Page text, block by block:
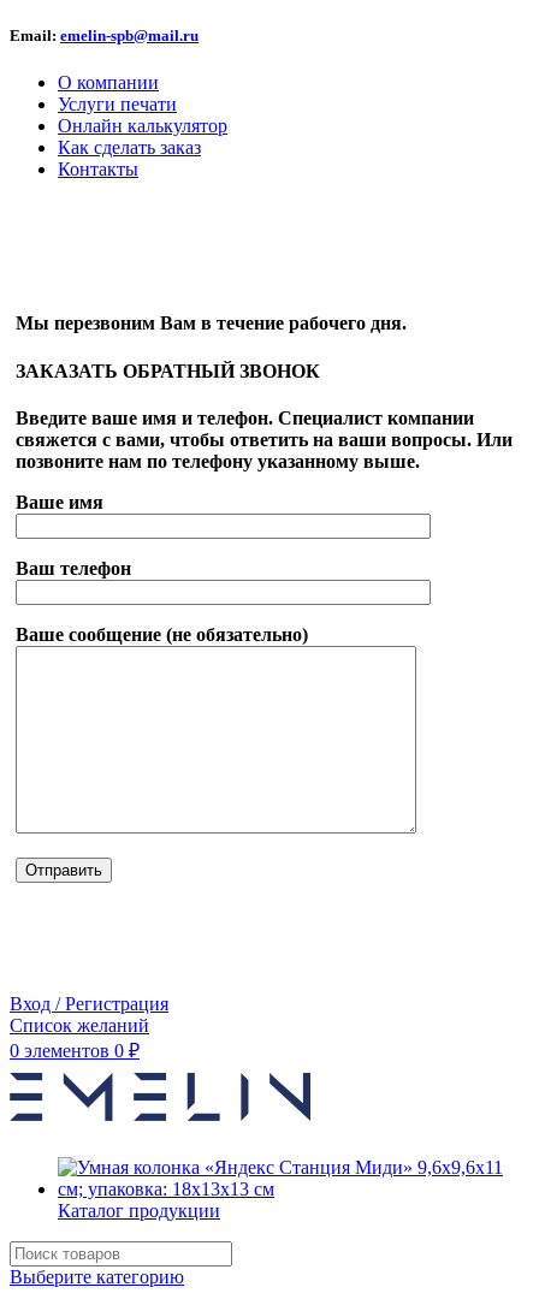
Email: emelin-spb@mail.ru
О компании
Услуги печати
Онлайн калькулятор
Как сделать заказ
Контакты
Мы перезвоним Вам в течение рабочего дня.
ЗАКАЗАТЬ ОБРАТНЫЙ ЗВОНОК
Введите ваше имя и телефон. Специалист компании
свяжется с вами, чтобы ответить на ваши вопросы. Или
позвоните нам по телефону указанному выше.
Ваше имя
Ваш телефон
Ваше сообщение (не обязательно)
Вход / Регистрация
Список желаний
0 элементов 0 ₽
Каталог продукции
Выберите категорию